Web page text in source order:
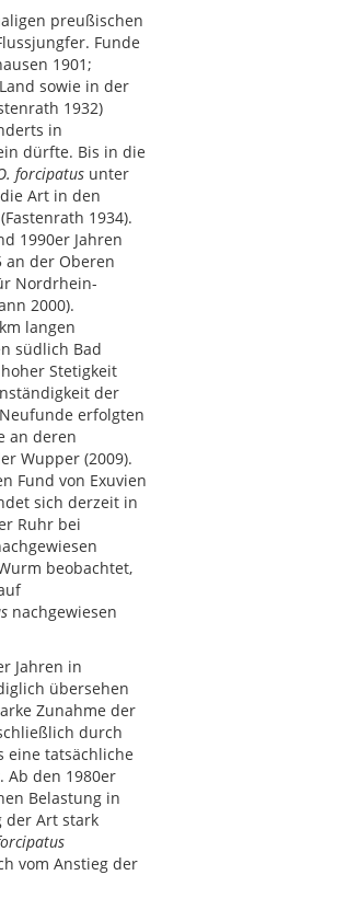
preußischen
Funde
1901;
sowie in der
1932)
in
dürfte. Bis in die
forcipatus unter
Art in den
1934).
1990er Jahren
an der Oberen
Nordrhein-
2000).
langen
südlich Bad
Stetigkeit
der
erfolgten
an deren
Wupper (2009).
Fund von Exuvien
sich derzeit in
Ruhr bei
beobachtet,
nachgewiesen
Jahren in
übersehen
Zunahme der
durch
eine tatsächliche
Ab den 1980er
Belastung in
der Art stark
vom Anstieg der